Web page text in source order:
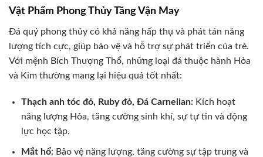
Vật Phẩm Phong Thủy Tăng Vận May
Đá quý phong thủy có khả năng hấp thụ và phát tán năng
lượng tích cực, giúp bảo vệ và hỗ trợ sự phát triển của trẻ.
Với mệnh Bích Thượng Thổ, những loại đá thuộc hành Hỏa
và Kim thường mang lại hiệu quả tốt nhất:
Thạch anh tóc đỏ, Ruby đỏ, Đá Carnelian:Kích hoạt
năng lượng Hỏa, tăng cường sinh khí, sự tự tin và động
lực học tập.
Mắt hổ:Bảo vệ năng lượng, tăng cường sự tập trung và